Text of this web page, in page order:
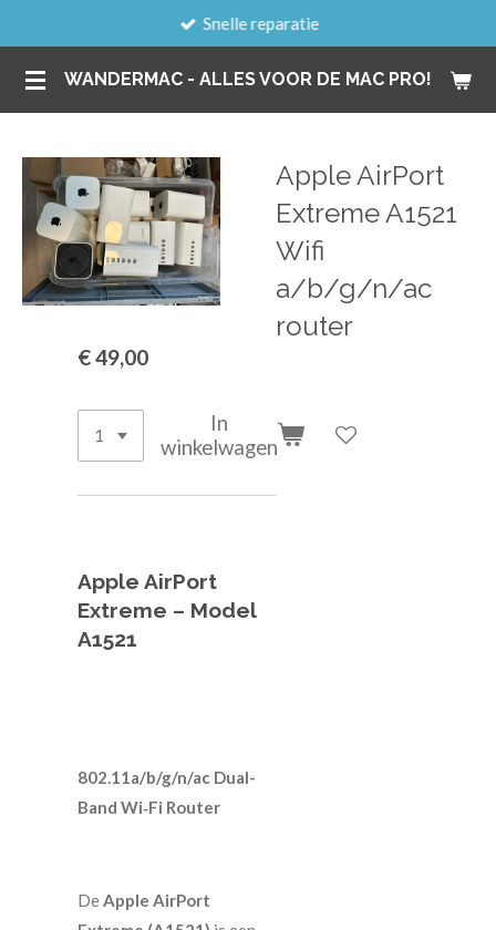
naar
de
WANDERMAC - ALLES VOOR DE MAC PRO!
Snelle reparatie
Apple AirPort
Extreme A1521
Wifi
a/b/g/n/ac
router
€ 49,00
In
winkelwagen
Apple AirPort
Extreme – Model
A1521
802.11a/b/g/n/ac Dual-
Band Wi‑Fi Router
DeApple AirPort